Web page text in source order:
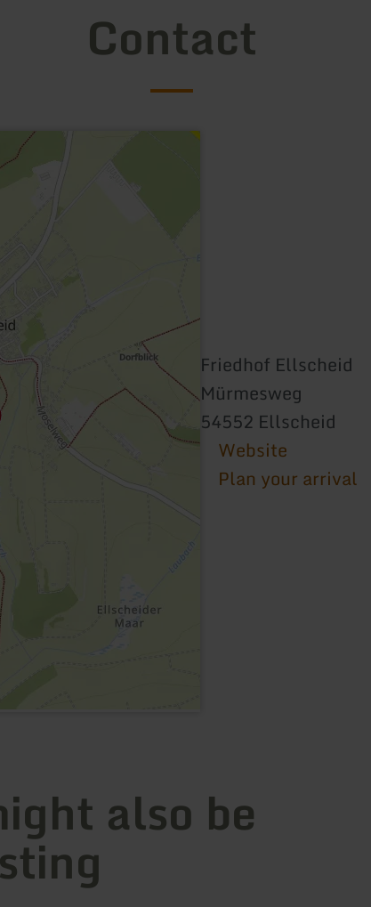
Contact
Friedhof Ellscheid
Mürmesweg
54552 Ellscheid
Website
Plan your arrival
also be